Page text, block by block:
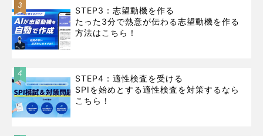
3
STEP3：志望動機を作る
たった3分で熱意が伝わる志望動機を作る
方法はこちら！
4
STEP4：適性検査を受ける
SPIを始めとする適性検査を対策するなら
こちら！